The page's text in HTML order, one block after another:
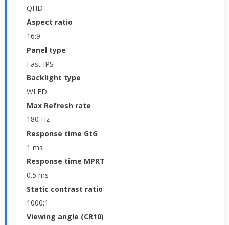
QHD
Aspect ratio
16:9
Panel type
Fast IPS
Backlight type
WLED
Max Refresh rate
180 Hz
Response time GtG
1 ms
Response time MPRT
0.5 ms
Static contrast ratio
1000:1
Viewing angle (CR10)